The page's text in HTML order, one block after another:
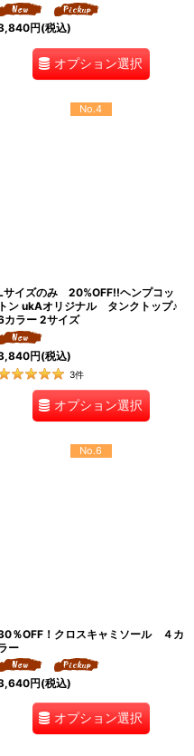
円(税込)
オプション選択
No.4
サイズのみ 20%OFF!!ヘンプコッ
トン ukAオリジナル タンクトップ♪
カラー 2サイズ
円(税込)
3件
オプション選択
No.6
％OFF！クロスキャミソール ４カ
ー
円(税込)
オプション選択